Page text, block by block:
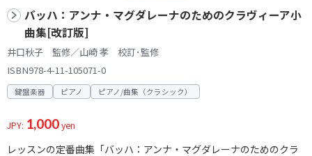
バッハ：アンナ・マグダレーナのためのクラヴィーア小
曲集[改訂版]
井口秋子 監修／山崎 孝 校訂･監修
ISBN978-4-11-105071-0
鍵盤楽器 ピアノ ピアノ/曲集（クラシック）
JPY: 1,000yen
レッスンの定番曲集「バッハ：アンナ・マグダレーナのためのクラ